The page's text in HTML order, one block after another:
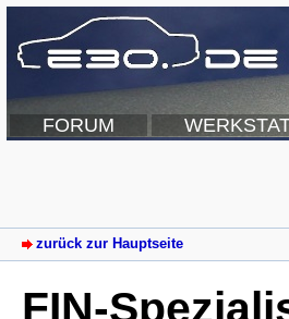
FORUM
zurück zur Hauptseite
FIN-